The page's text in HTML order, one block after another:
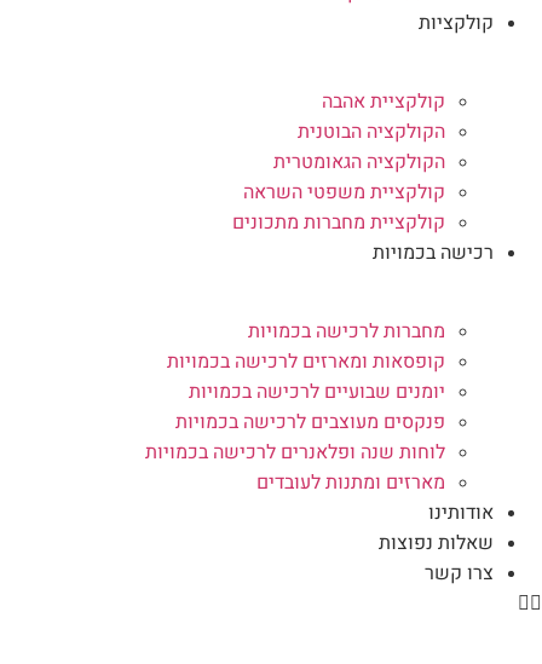
קולקציות
קולקציית אהבה
הקולקציה הבוטנית
הקולקציה הגאומטרית
קולקציית משפטי השראה
קולקציית מחברות מתכונים
רכישה בכמויות
מחברות לרכישה בכמויות
קופסאות ומארזים לרכישה בכמויות
יומנים שבועיים לרכישה בכמויות
פנקסים מעוצבים לרכישה בכמויות
לוחות שנה ופלאנרים לרכישה בכמויות
מארזים ומתנות לעובדים
אודותינו
שאלות נפוצות
צרו קשר